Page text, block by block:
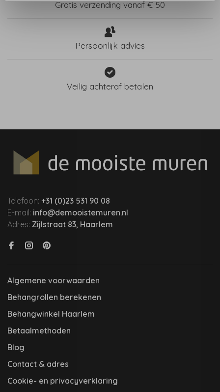
Gratis verzending vanaf € 50
Persoonlijk advies
Veilig achteraf betalen
Telefoon: +31 (0)23 531 90 08
E-mail: info@demooistemuren.nl
Adres: Zijlstraat 83, Haarlem
Algemene voorwaarden
Behangrollen berekenen
Behangwinkel Haarlem
Betaalmethoden
Blog
Contact & adres
Cookie- en privacyverklaring